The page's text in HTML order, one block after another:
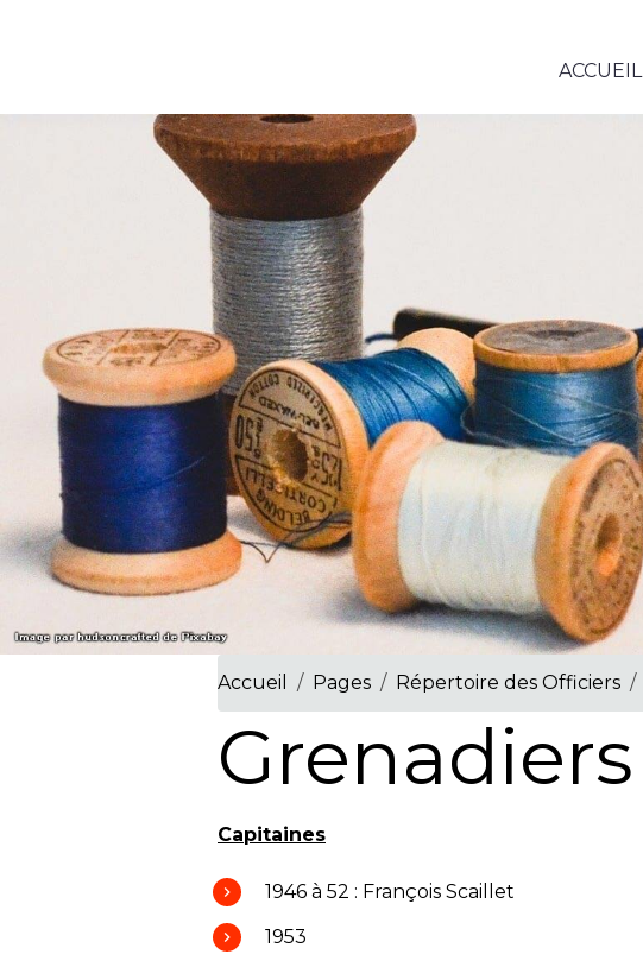
ACCUEIL
Accueil Pages Répertoire des Officiers
Grenadiers
Capitaines
1946 à 52 : François Scaillet
1953